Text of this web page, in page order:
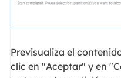
Previsualiza el
clic en "Aceptar" y en